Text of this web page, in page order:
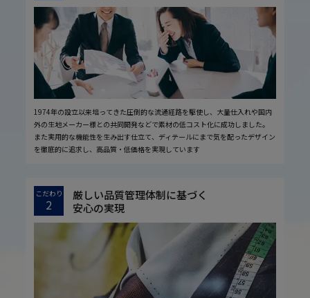
1974年の設立以来培ってきた圧倒的な流通経路を駆使し、大量仕入れや国内
外の生地メーカー様との共同開発などで素材の低コスト化に成功しました。
また実用的な機能性を生み出す仕立て、ディテールにまで気を配ったデザイン
を徹底的に追求し、高品質・低価格を実現しています
こだわり
2
厳しい品質管理体制に基づく
安心の実現